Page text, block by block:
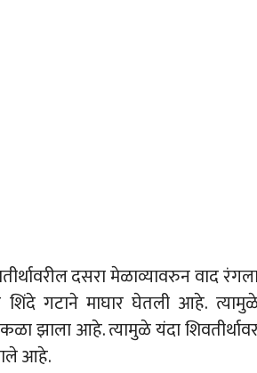
दसरा मेळाव्यावरुन वाद
शिंदे गटाने माघार घेतली आहे.
झाला आहे. त्यामुळे यंदा
आहे.